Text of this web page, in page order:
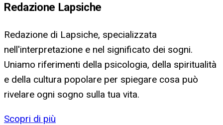
Redazione Lapsiche
Redazione di Lapsiche, specializzata
nell'interpretazione e nel significato dei sogni.
Uniamo riferimenti della psicologia, della spiritualità
e della cultura popolare per spiegare cosa può
rivelare ogni sogno sulla tua vita.
Scopri di più